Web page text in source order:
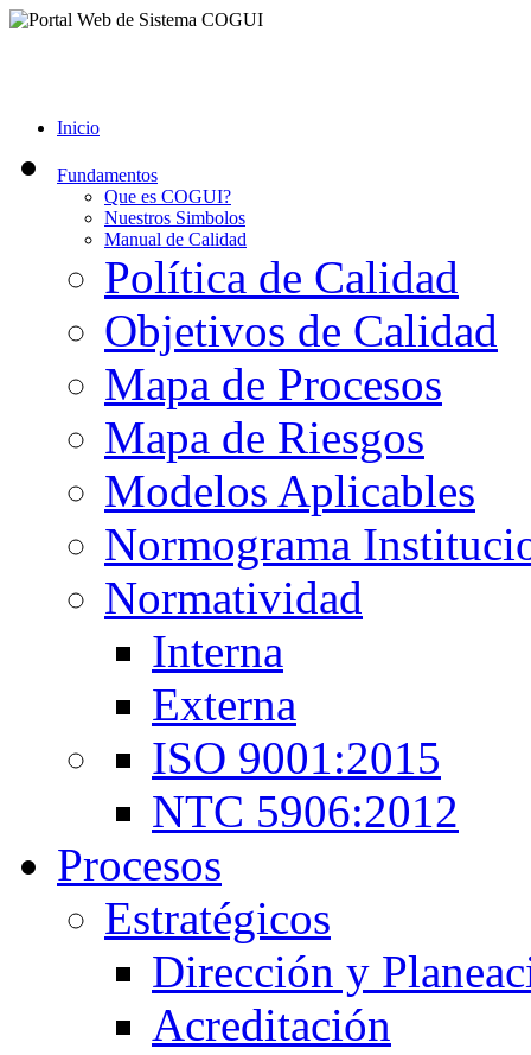
Inicio
Fundamentos
Que es COGUI?
Nuestros Simbolos
Manual de Calidad
Política de Calidad
Objetivos de Calidad
Mapa de Procesos
Mapa de Riesgos
Modelos Aplicables
Normograma
Normatividad
Interna
Externa
ISO 9001:2015
NTC 5906:2012
Procesos
Estratégicos
Dirección y
Acreditación